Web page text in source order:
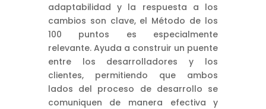
adaptabilidad y la respuesta a los
cambios son clave, el Método de los
100 puntos es especialmente
relevante. Ayuda a construir un puente
entre los desarrolladores y los
clientes, permitiendo que ambos
lados del proceso de desarrollo se
comuniquen de manera efectiva y